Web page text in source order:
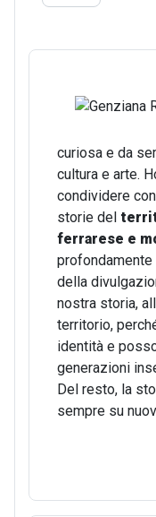
curiosa e da
cultura e arte.
condividere
storie del
ferrarese e
della
nostra storia,
territorio,
identità e
generazioni
Del resto, la
sempre su